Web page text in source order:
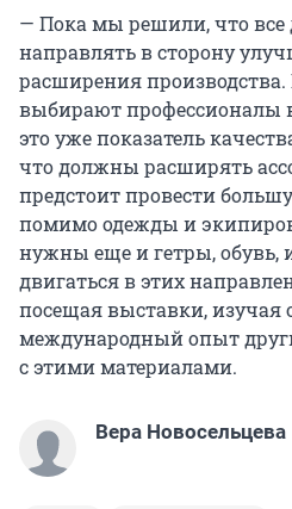
— Пока мы решили, что все
направлять в сторону
расширения производства.
выбирают профессионалы
это уже показатель
что должны расширять
предстоит провести
помимо одежды и
нужны еще и гетры, обувь,
двигаться в этих
посещая выставки, изучая
международный опыт
с этими материалами.
Вера Новосельцева